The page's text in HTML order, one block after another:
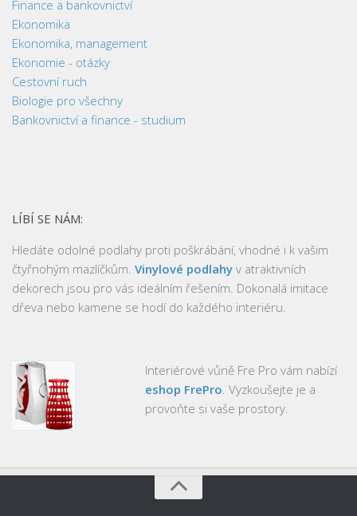
Finance a bankovnictví
Ekonomika
Ekonomika, management
Ekonomie - otázky
Cestovní ruch
Biologie pro všechny
Bankovnictví a finance - studium
LÍBÍ SE NÁM:
Hledáte odolné podlahy proti poškrábání, vhodné i k vašim
čtyřnohým mazlíčkům. Vinylové podlahy v atraktivních
dekorech jsou pro vás ideálním řešením. Dokonalá imitace
dřeva nebo kamene se hodí do každého interiéru.
Interiérové vůně Fre Pro vám nabízí
eshop FrePro . Vyzkoušejte je a
provoňte si vaše prostory.